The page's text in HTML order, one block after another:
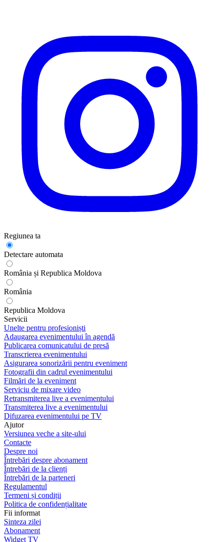
Regiunea ta
Detectare automata
România și Republica Moldova
România
Republica Moldova
Servicii
Unelte pentru profesioniști
Adaugarea evenimentului în agendă
Publicarea comunicatului de presă
Transcrierea evenimentului
Asigurarea sonorizării pentru eveniment
Fotografii din cadrul evenimentului
Filmări de la eveniment
Serviciu de mixare video
Retransmiterea live a evenimentului
Transmiterea live a evenimentului
Difuzarea evenimentului pe TV
Ajutor
Versiunea veche a site-ului
Contacte
Despre noi
Întrebări despre abonament
Întrebări de la clienți
Întrebări de la parteneri
Regulamentul
Termeni și condiții
Politica de confidențialitate
Fii informat
Sinteza zilei
Abonament
Widget TV